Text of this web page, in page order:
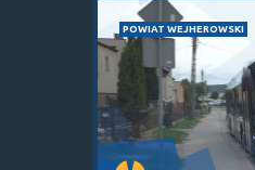
POWIAT WEJHEROWSKI